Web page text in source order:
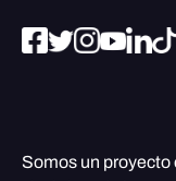
Somos un proyecto